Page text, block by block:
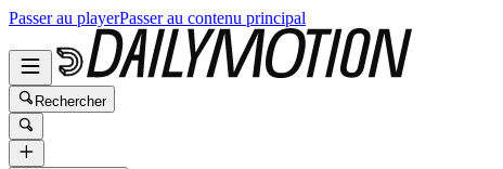
Passer au playerPasser au contenu principal
Rechercher